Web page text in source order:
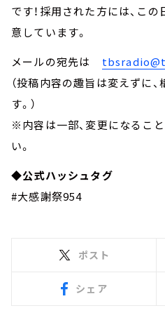
です！採用された方には、こ
意しています。
メールの宛先は
（投稿内容の趣旨は変えずに
す。）
※内容は一部、変更になるこ
い。
◆公式ハッシュタグ
#大感謝祭954
ポスト
シェア